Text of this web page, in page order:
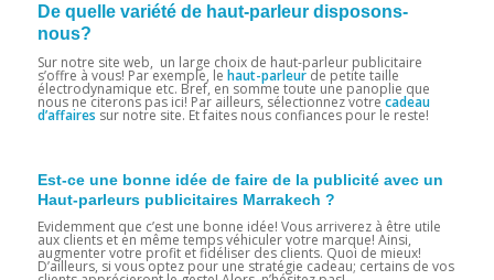
De quelle variété de haut-parleur disposons-
nous?
Sur notre site web, un large choix de haut-parleur publicitaire
s’offre à vous! Par exemple, le haut-parleurde petite taille
électrodynamique etc. Bref, en somme toute une panoplie que
nous ne citerons pas ici! Par ailleurs, sélectionnez votrecadeau
d’affaires sur notre site. Et faites nous confiances pour le reste!
Est-ce une bonne idée de faire de la publicité avec un
Haut-parleurs publicitaires Marrakech ?
Evidemment que c’est une bonne idée! Vous arriverez à être utile
aux clients et en même temps véhiculer votre marque! Ainsi,
augmenter votre profit et fidéliser des clients. Quoi de mieux!
D’ailleurs, si vous optez pour une stratégie cadeau; certains de vos